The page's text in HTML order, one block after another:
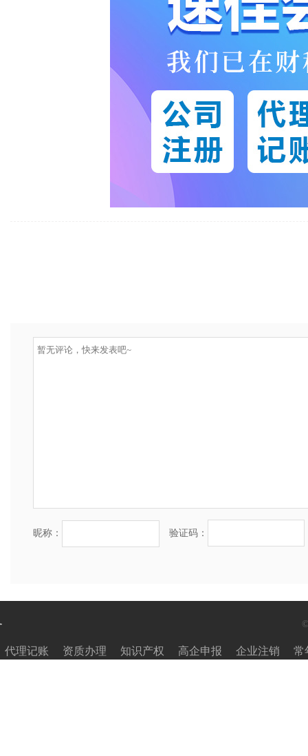
昵称： 验证码：
代理记账 资质办理 高企申报 企业注销
知识产权 常